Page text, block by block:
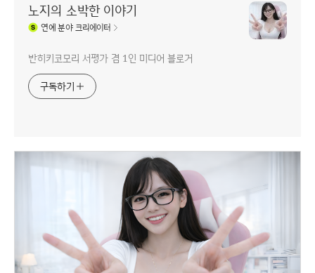
노지의 소박한 이야기
연예분야 크리에이터
반히키코모리 서평가 겸 1인 미디어 블로거
구독하기